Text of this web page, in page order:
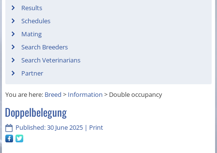
Results
Schedules
Mating
Search Breeders
Search Veterinarians
Partner
You are here: Breed > Information > Double occupancy
Doppelbelegung
Published: 30 June 2025 | Print